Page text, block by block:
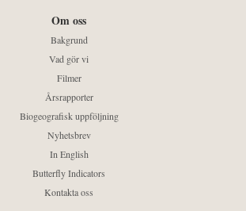
Om oss
Bakgrund
Vad gör vi
Filmer
Årsrapporter
Biogeografisk uppföljning
Nyhetsbrev
In English
Butterfly Indicators
Kontakta oss